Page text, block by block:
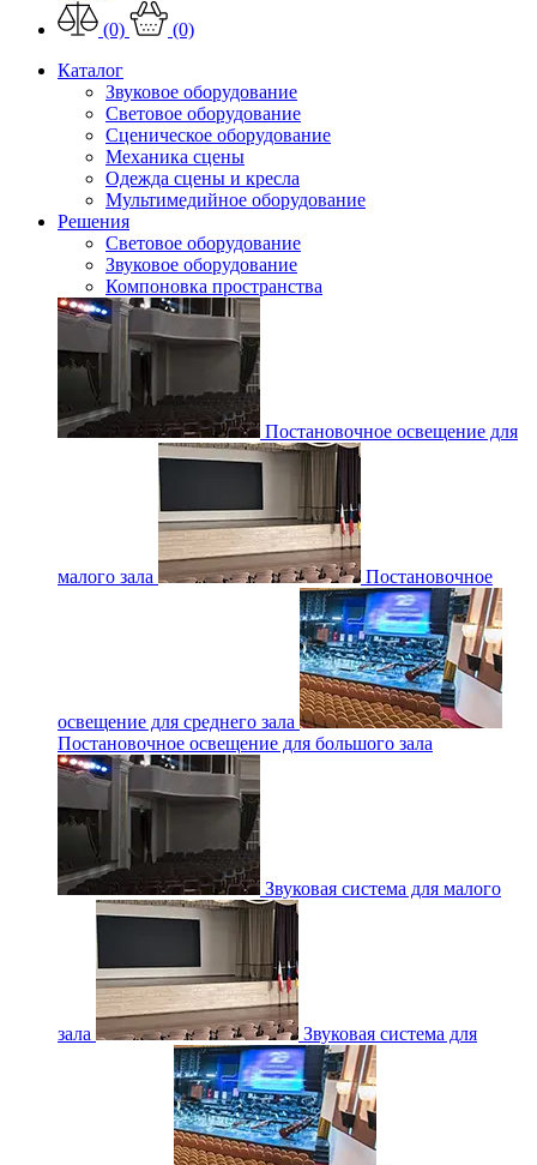
(0)
(0)
Каталог
Звуковое оборудование
Световое оборудование
Сценическое оборудование
Механика сцены
Одежда сцены и кресла
Мультимедийное оборудование
Решения
Световое оборудование
Звуковое оборудование
Компоновка пространства
Постановочное освещение для
малого зала Постановочное
освещение для среднего зала
Постановочное освещение для большого зала
Звуковая система для малого
зала Звуковая система для